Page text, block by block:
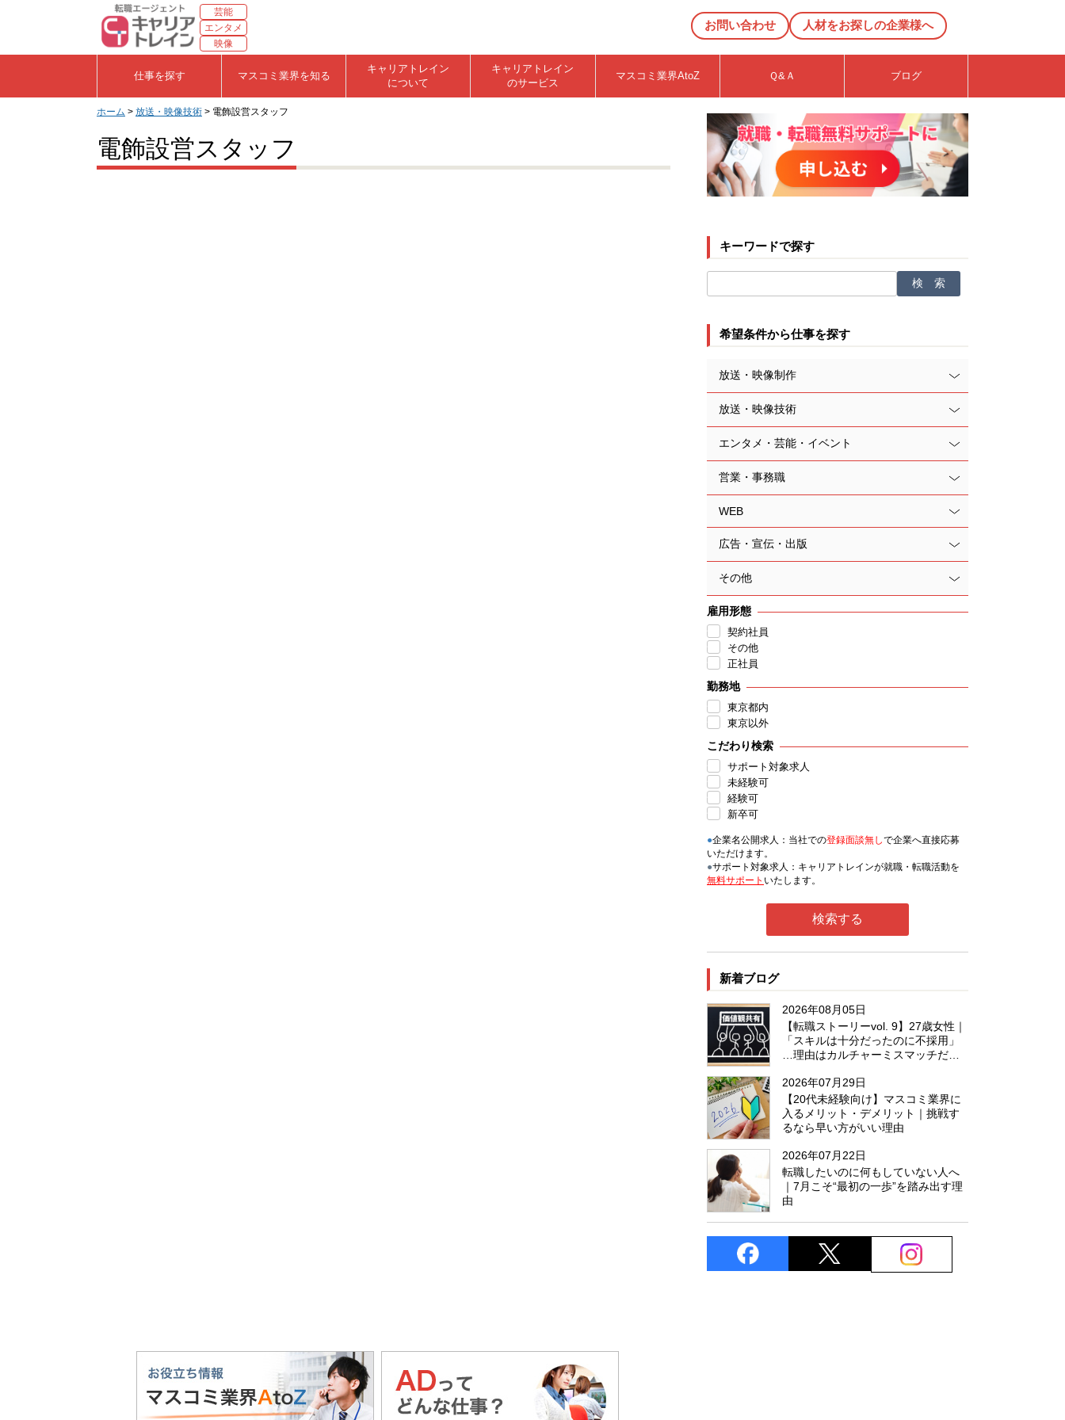
芸能
エンタメ
映像
お問い合わせ 人材をお探しの企業様へ
仕事を探す マスコミ業界を知る
キャリアトレイン
について
キャリアトレイン
のサービス
マスコミ業界AtoZ Ｑ&Ａ ブログ
ホーム > 放送・映像技術 > 電飾設営スタッフ
電飾設営スタッフ
キーワードで探す
希望条件から仕事を探す
放送・映像制作
放送・映像技術
エンタメ・芸能・イベント
営業・事務職
WEB
広告・宣伝・出版
その他
雇用形態
契約社員
その他
正社員
勤務地
東京都内
東京以外
こだわり検索
サポート対象求人
未経験可
経験可
新卒可
●企業名公開求人：当社での登録面談無しで企業へ直接応募
いただけます。
●サポート対象求人：キャリアトレインが就職・転職活動を
無料サポート いたします。
新着ブログ
2026年08月05日
【転職ストーリーvol. 9】27歳女性｜
「スキルは十分だったのに不採用」
…理由はカルチャーミスマッチだっ
2026年07月29日
【20代未経験向け】マスコミ業界に
入るメリット・デメリット｜挑戦す
るなら早い方がいい理由
2026年07月22日
転職したいのに何もしていない人へ
｜7月こそ“最初の一歩”を踏み出す理
由